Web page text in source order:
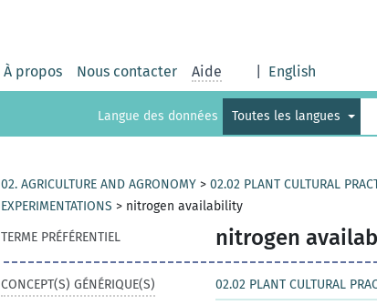
À propos Nous contacter Aide English
Langue des données Toutes les langues
02. AGRICULTURE AND AGRONOMY > 02.02 PLANT CULTURAL
EXPERIMENTATIONS > nitrogen availability
TERME PRÉFÉRENTIEL
nitrogen
CONCEPT(S) GÉNÉRIQUE(S)
02.02 PLANT CULTURAL